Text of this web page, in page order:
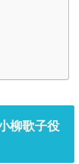
柳歌子役